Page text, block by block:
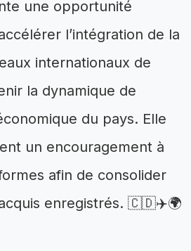
une opportunité
l’intégration de la
internationaux de
la dynamique de
du pays. Elle
un encouragement à
afin de consolider
enregistrés. 🇨🇩✈️🌍